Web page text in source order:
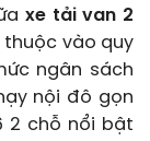
xe tải van 2
thuộc vào quy
ngân sách
nội đô gọn
2 chỗ nổi bật